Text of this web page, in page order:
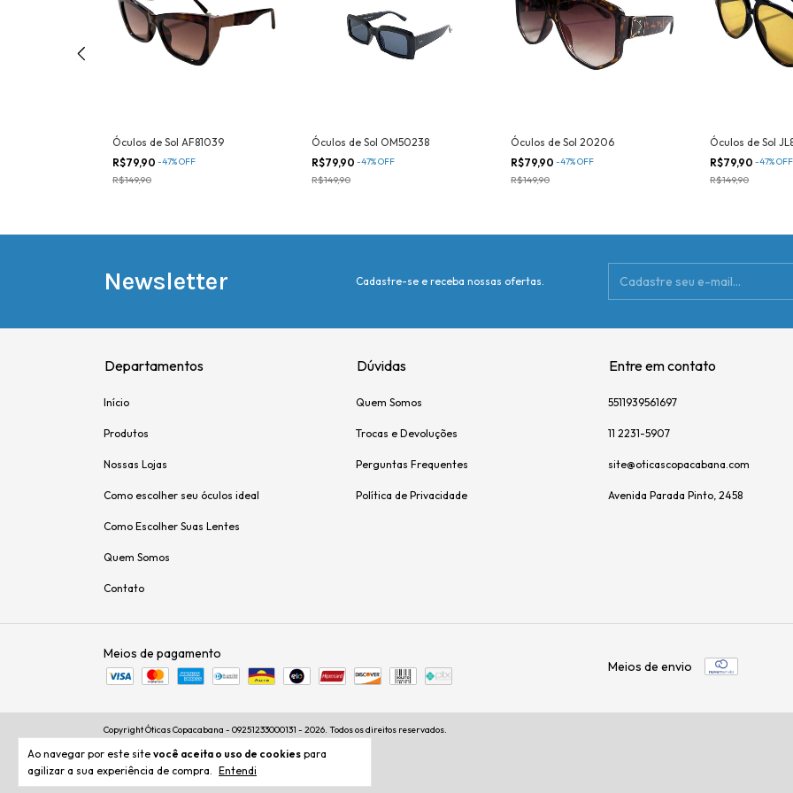
Ao navegar por este site você aceita o uso de cookies para
agilizar a sua experiência de compra. Entendi
Óculos de Sol AF81039
R$79,90 -47%OFF
R$149,90
Óculos de Sol OM50238
R$79,90 -47%OFF
R$149,90
Óculos de Sol 20206
R$79,90 -47%OFF
R$149,90
Óculos de Sol
R$79,90 -47%OFF
R$149,90
Newsletter Cadastre-se e receba nossas ofertas.
Departamentos
Início
Produtos
Nossas Lojas
Como escolher seu óculos ideal
Como Escolher Suas Lentes
Quem Somos
Contato
Dúvidas
Quem Somos
Trocas e Devoluções
Perguntas Frequentes
Política de Privacidade
Entre em contato
5511939561697
11 2231-5907
site@oticascopacabana.com
Avenida Parada Pinto, 2458
Meios de pagamento
Meios de envio
Copyright Óticas Copacabana - 09251233000131 - 2026. Todos os direitos reservados.